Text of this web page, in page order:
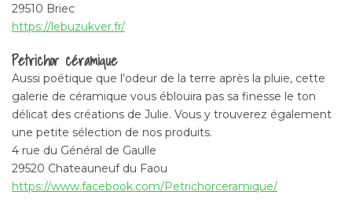
http://www.tylaz.fr/
Ferme agro-écologique Ti mamm douar
(chez nous)
Adresse:
Ar Vern
29520 Laz
https://timammdouar.fr
29510 Briec
https://lebuzukver.fr/
Petrichor céramique
Aussi poétique que l’odeur de la terre après la pluie, cette
galerie de céramique vous éblouira pas sa finesse le ton
délicat des créations de Julie. Vous y trouverez également
une petite sélection de nos produits.
4 rue du Général de Gaulle
29520 Chateauneuf du Faou
https://www.facebook.com/Petrichorceramique/